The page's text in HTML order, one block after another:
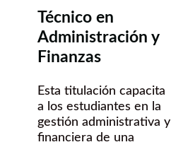
Técnico en
Administración y
Finanzas
Esta titulación capacita
a los estudiantes en la
gestión administrativa y
financiera de una